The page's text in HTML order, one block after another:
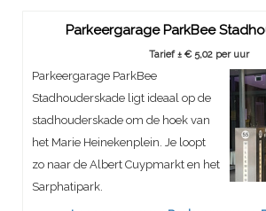
Parkeergarage ParkBee
Tarief ± € 5,02 per uur
Parkeergarage ParkBee
Stadhouderskade ligt ideaal op de
stadhouderskade om de hoek van
het Marie Heinekenplein. Je loopt
zo naar de Albert Cuypmarkt en het
Sarphatipark.